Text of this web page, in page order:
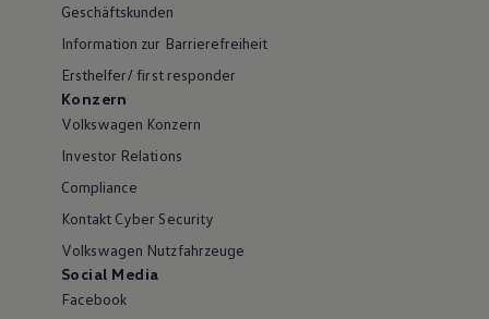
Geschäftskunden
Information zur Barrierefreiheit
Ersthelfer/ first responder
Konzern
Volkswagen Konzern
Investor Relations
Compliance
Kontakt Cyber Security
Volkswagen Nutzfahrzeuge
Social Media
Facebook